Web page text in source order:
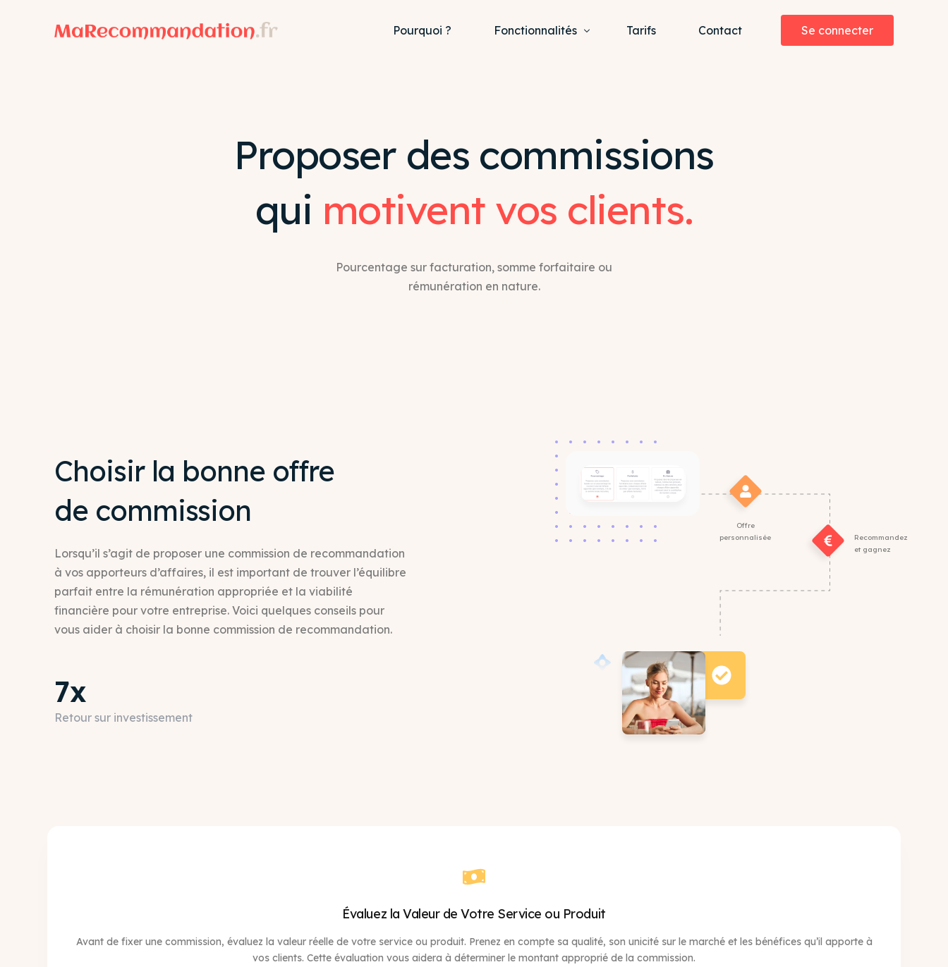
Pourquoi ? Fonctionnalités
Informez vos clients
Tarifs Contact Se connecter
Proposer des commissions
qui motivent vos clients.
Pourcentage sur facturation, somme forfaitaire ou
rémunération en nature.
Choisir la bonne offre
de commission
Lorsqu’il s’agit de proposer une commission de recommandation
à vos apporteurs d’affaires, il est important de trouver l’équilibre
parfait entre la rémunération appropriée et la viabilité
financière pour votre entreprise. Voici quelques conseils pour
vous aider à choisir la bonne commission de recommandation.
7x
Retour sur investissement
Offre
personnalisée
Recommandez
et gagnez
Évaluez la Valeur de Votre Service ou Produit
Avant de fixer une commission, évaluez la valeur réelle de votre service ou produit. Prenez en compte sa qualité, son unicité sur le marché et les bénéfices qu’il apporte à
vos clients. Cette évaluation vous aidera à déterminer le montant approprié de la commission.